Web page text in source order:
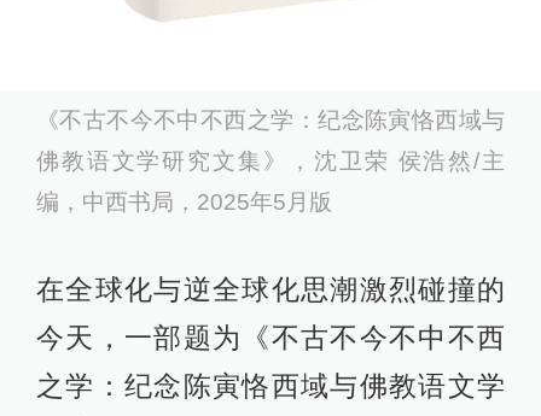
《不古不今不中不西之学：纪念陈寅恪西域与
佛教语文学研究文集》，沈卫荣 侯浩然/主
编，中西书局，2025年5月版
在全球化与逆全球化思潮激烈碰撞的
今天，一部题为《不古不今不中不西
之学：纪念陈寅恪西域与佛教语文学